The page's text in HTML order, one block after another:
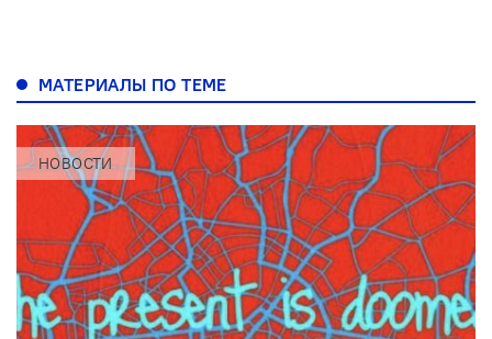
МАТЕРИАЛЫ ПО ТЕМЕ
НОВОСТИ